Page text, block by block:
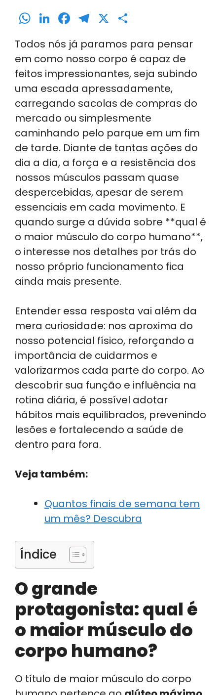
W
a
ts
A
p
p
Li
n
k
e
dI
n
F
a
c
e
b
o
o
k
T
e
gr
a
m
X
ar
e
Todos nós já paramos para pensar
em como nosso corpo é capaz de
feitos impressionantes, seja subindo
uma escada apressadamente,
carregando sacolas de compras do
mercado ou simplesmente
caminhando pelo parque em um fim
de tarde. Diante de tantas ações do
dia a dia, a força e a resistência dos
nossos músculos passam quase
despercebidas, apesar de serem
essenciais em cada movimento. E
quando surge a dúvida sobre **qual é
o maior músculo do corpo humano**,
o interesse nos detalhes por trás do
nosso próprio funcionamento fica
ainda mais presente.
Entender essa resposta vai além da
mera curiosidade: nos aproxima do
nosso potencial físico, reforçando a
importância de cuidarmos e
valorizarmos cada parte do corpo. Ao
descobrir sua função e influência na
rotina diária, é possível adotar
hábitos mais equilibrados, prevenindo
lesões e fortalecendo a saúde de
dentro para fora.
Veja também:
Quantos finais de semana tem
um mês? Descubra
Índice
O grande
protagonista: qual é
o maior músculo do
corpo humano?
O título de maior músculo do corpo